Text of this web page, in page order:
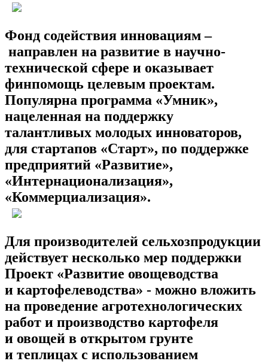
Фонд содействия инновациям –
направлен на развитие в научно-
технической сфере и оказывает
финпомощь целевым проектам.
Популярна программа «Умник»,
нацеленная на поддержку
талантливых молодых инноваторов,
для стартапов «Старт», по поддержке
предприятий «Развитие»,
«Интернационализация»,
«Коммерциализация».
Для производителей сельхозпродукции
действует несколько мер поддержки
Проект «Развитие овощеводства
и картофелеводства» - можно вложить
на проведение агротехнологических
работ и производство картофеля
и овощей в открытом грунте
и теплицах с использованием